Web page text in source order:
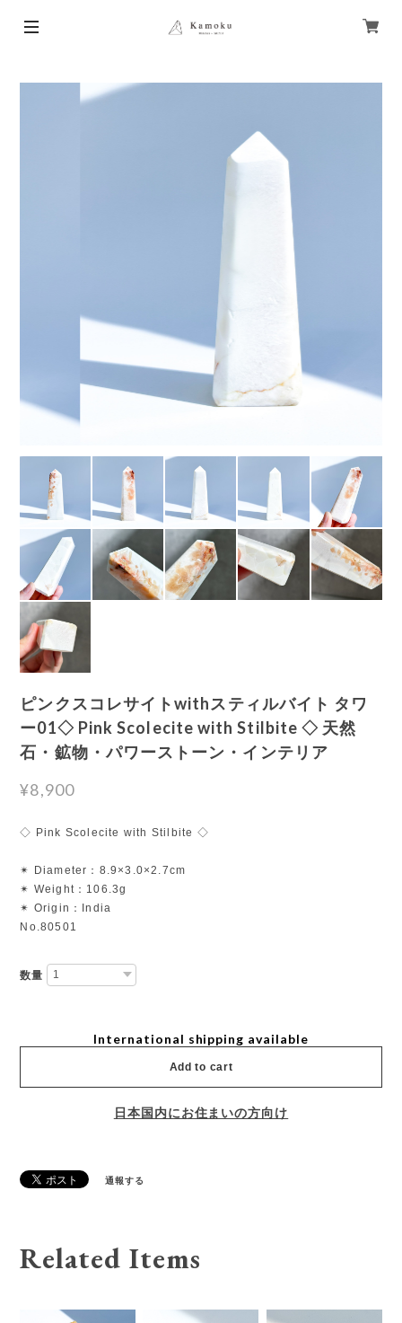
ピンクスコレサイトwithスティルバイト タワ
ー01◇ Pink Scolecite with Stilbite ◇ 天然
石・鉱物・パワーストーン・インテリア
¥8,900
◇ Pink Scolecite with Stilbite ◇
✴︎ Diameter：8.9×3.0×2.7cm
✴︎ Weight：106.3g
✴︎ Origin：India
No.80501
数量
International shipping available
Add to cart
日本国内にお住まいの方向け
通報する
Related Items